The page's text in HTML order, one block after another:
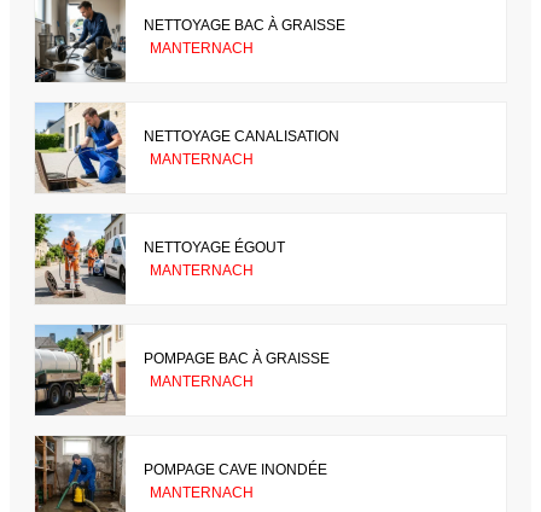
NETTOYAGE BAC À GRAISSE
MANTERNACH
NETTOYAGE CANALISATION
MANTERNACH
NETTOYAGE ÉGOUT
MANTERNACH
POMPAGE BAC À GRAISSE
MANTERNACH
POMPAGE CAVE INONDÉE
MANTERNACH